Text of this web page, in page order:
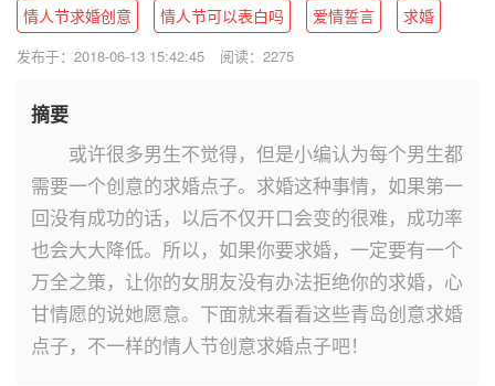
情人节求婚创意 情人节可以表白吗 爱情誓言 求婚
发布于：2018-06-13 15:42:45 阅读：2275
摘要
或许很多男生不觉得，但是小编认为每个男生都
需要一个创意的求婚点子。求婚这种事情，如果第一
回没有成功的话，以后不仅开口会变的很难，成功率
也会大大降低。所以，如果你要求婚，一定要有一个
万全之策，让你的女朋友没有办法拒绝你的求婚，心
甘情愿的说她愿意。下面就来看看这些青岛创意求婚
点子，不一样的情人节创意求婚点子吧！